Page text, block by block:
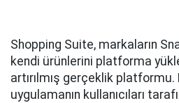
Shopping Suite, markaların
kendi ürünlerini platforma
artırılmış gerçeklik
uygulamanın kullanıcıları